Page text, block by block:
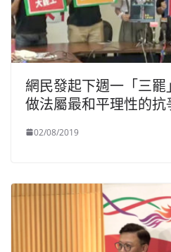
網民發起下週一「三
做法屬最和平理性的抗
02/08/2019